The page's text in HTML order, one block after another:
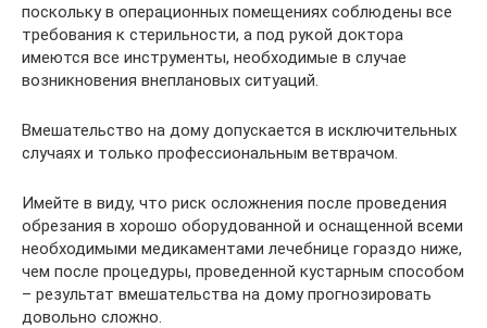
поскольку в операционных помещениях соблюдены все
требования к стерильности, а под рукой доктора
имеются все инструменты, необходимые в случае
возникновения внеплановых ситуаций.
Вмешательство на дому допускается в исключительных
случаях и только профессиональным ветврачом.
Имейте в виду, что риск осложнения после проведения
обрезания в хорошо оборудованной и оснащенной всеми
необходимыми медикаментами лечебнице гораздо ниже,
чем после процедуры, проведенной кустарным способом
– результат вмешательства на дому прогнозировать
довольно сложно.